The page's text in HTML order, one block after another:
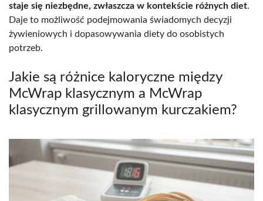
staje się niezbędne, zwłaszcza w kontekście różnych diet.
Daje to możliwość podejmowania świadomych decyzji
żywieniowych i dopasowywania diety do osobistych
potrzeb.
Jakie są różnice kaloryczne między
McWrap klasycznym a McWrap
klasycznym grillowanym kurczakiem?